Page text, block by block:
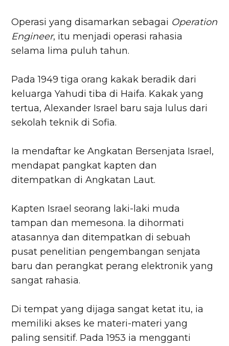
Operasi yang disamarkan sebagai Operation
Engineer, itu menjadi operasi rahasia
selama lima puluh tahun.
Pada 1949 tiga orang kakak beradik dari
keluarga Yahudi tiba di Haifa. Kakak yang
tertua, Alexander Israel baru saja lulus dari
sekolah teknik di Sofia.
Ia mendaftar ke Angkatan Bersenjata Israel,
mendapat pangkat kapten dan
ditempatkan di Angkatan Laut.
Kapten Israel seorang laki-laki muda
tampan dan memesona. Ia dihormati
atasannya dan ditempatkan di sebuah
pusat penelitian pengembangan senjata
baru dan perangkat perang elektronik yang
sangat rahasia.
Di tempat yang dijaga sangat ketat itu, ia
memiliki akses ke materi-materi yang
paling sensitif. Pada 1953 ia mengganti